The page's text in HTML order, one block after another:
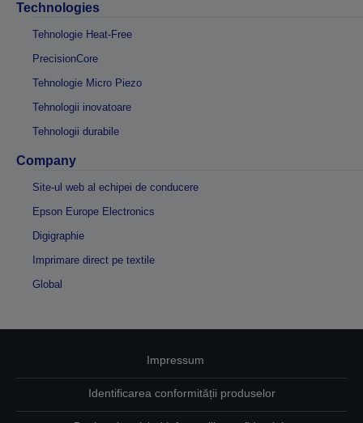
Technologies
Tehnologie Heat-Free
PrecisionCore
Tehnologie Micro Piezo
Tehnologii inovatoare
Tehnologii durabile
Company
Site-ul web al echipei de conducere
Epson Europe Electronics
Digigraphie
Imprimare direct pe textile
Global
Impressum
Identificarea conformității produselor